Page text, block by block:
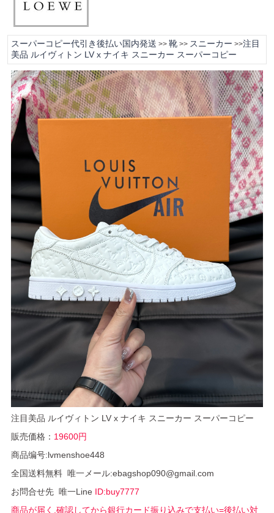
スーパーコピー代引き後払い国内発送 >> 靴>> スニーカー >>注目
美品 ルイヴィトン LV x ナイキ スニーカー スーパーコピー
注目美品 ルイヴィトン LV x ナイキ スニーカー スーパーコピー
販売価格： 19600円
商品编号:lvmenshoe448
全国送料無料 唯一メール:ebagshop090@gmail.com
お問合せ先 唯一Line ID:buy7777
商品が届く,確認してから銀行カード振り込みで支払い=後払い対